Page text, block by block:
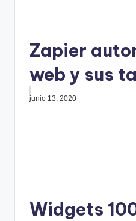
Zapier
web y sus
junio 13, 2020
Widgets